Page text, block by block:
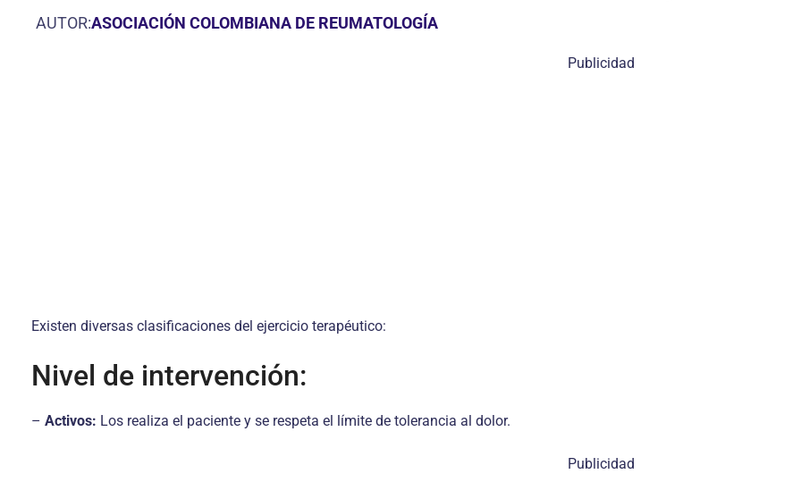
AUTOR:ASOCIACIÓN COLOMBIANA DE REUMATOLOGÍA
Publicidad
Existen diversas clasificaciones del ejercicio terapéutico:
Nivel de intervención:
– Activos: Los realiza el paciente y se respeta el límite de tolerancia al dolor.
Publicidad